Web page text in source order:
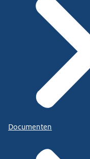
Documenten